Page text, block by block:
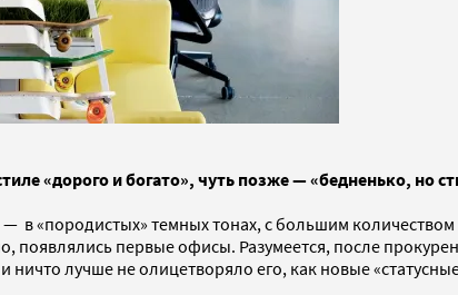
«дорого и богато», чуть позже — «бедненько, но
в «породистых» темных тонах, с большим
появлялись первые офисы. Разумеется, после
ничто лучше не олицетворяло его, как новые